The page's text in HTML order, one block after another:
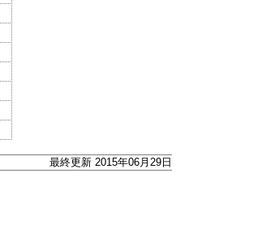
最終更新 2015年06月29日